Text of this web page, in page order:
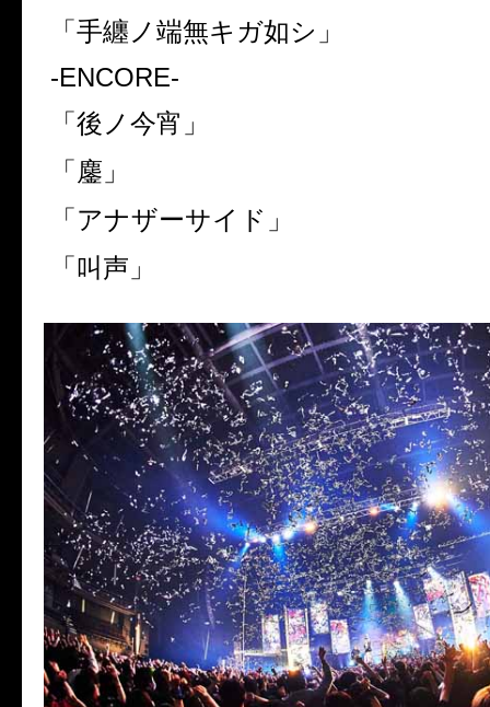
「手纏ノ端無キガ如シ」
-ENCORE-
「後ノ今宵」
「鏖」
「アナザーサイド」
「叫声」